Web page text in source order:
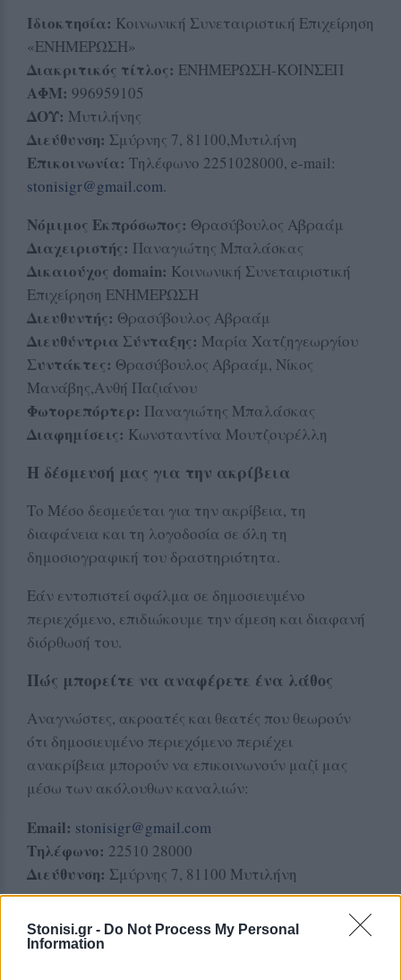
Stonisi.gr - Do Not Process My Personal
Information
Iδιοκτησία: Κοινωνική Συνεταιριστική Επιχείρηση
«ΕΝΗΜΕΡΩΣΗ»
Διακριτικός τίτλος: ΕΝΗΜΕΡΩΣΗ-ΚΟΙΝΣΕΠ
ΑΦΜ: 996959105
ΔΟΥ: Μυτιλήνης
Διεύθυνση: Σμύρνης 7, 81100,Μυτιλήνη
Επικοινωνία: Τηλέφωνο 2251028000, e-mail:
stonisigr@gmail.com.
Nόμιμος Εκπρόσωπος: Θρασύβουλος Αβραάμ
Διαχειριστής: Παναγιώτης Μπαλάσκας
Δικαιούχος domain: Κοινωνική Συνεταιριστική
Επιχείρηση ΕΝΗΜΕΡΩΣΗ
Διευθυντής: Θρασύβουλος Αβραάμ
Διευθύντρια Σύνταξης: Mαρία Χατζηγεωργίου
Συντάκτες: Θρασύβουλος Αβραάμ, Νίκος
Μανάβης,Ανθή Παζιάνου
Φωτορεπόρτερ: Παναγιώτης Μπαλάσκας
Διαφημίσεις: Κωνσταντίνα Μουτζουρέλλη
Η δέσμευσή μας για την ακρίβεια
Το Μέσο δεσμεύεται για την ακρίβεια, τη
διαφάνεια και τη λογοδοσία σε όλη τη
δημοσιογραφική του δραστηριότητα.
Εάν εντοπιστεί σφάλμα σε δημοσιευμένο
περιεχόμενο, επιδιώκουμε την άμεση και διαφανή
διόρθωσή του.
Πώς μπορείτε να αναφέρετε ένα λάθος
Αναγνώστες, ακροατές και θεατές που θεωρούν
ότι δημοσιευμένο περιεχόμενο περιέχει
ανακρίβεια μπορούν να επικοινωνούν μαζί μας
μέσω των ακόλουθων καναλιών:
Email: stonisigr@gmail.com
Τηλέφωνο: 22510 28000
Διεύθυνση: Σμύρνης 7, 81100 Μυτιλήνη
Σύνδεσμο (link) προς το σχετικό άρθρο ή